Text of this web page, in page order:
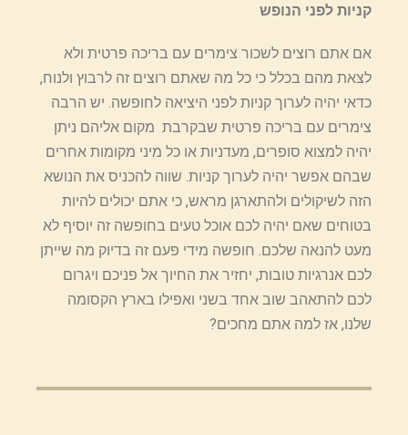
קניות לפני הנופש
אם אתם רוצים לשכור צימרים עם בריכה פרטית ולא
לצאת מהם בכלל כי כל מה שאתם רוצים זה לרבוץ ולנוח,
כדאי יהיה לערוך קניות לפני היציאה לחופשה. יש הרבה
צימרים עם בריכה פרטית שבקרבת מקום אליהם ניתן
יהיה למצוא סופרים, מעדניות או כל מיני מקומות אחרים
שבהם אפשר יהיה לערוך קניות. שווה להכניס את הנושא
הזה לשיקולים ולהתארגן מראש, כי אתם יכולים להיות
בטוחים שאם יהיה לכם אוכל טעים בחופשה זה יוסיף לא
מעט להנאה שלכם. חופשה מידי פעם זה בדיוק מה שייתן
לכם אנרגיות טובות, יחזיר את החיוך אל פניכם ויגרום
לכם להתאהב שוב אחד בשני ואפילו בארץ הקסומה
שלנו, אז למה אתם מחכים?